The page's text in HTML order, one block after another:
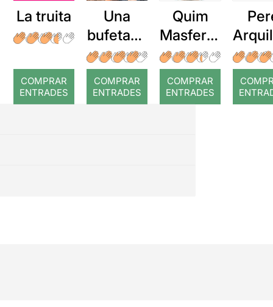
La truita
COMPRAR
ENTRADES
Una
bufetada
a temps
COMPRAR
ENTRADES
Quim
Masferre
r: Temps
COMPRAR
ENTRADES
: